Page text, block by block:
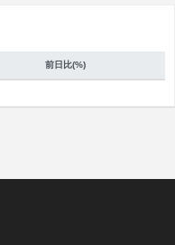
前日比(%)